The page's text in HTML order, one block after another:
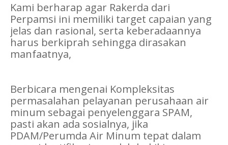
Kami berharap agar Rakerda dari
Perpamsi ini memiliki target capaian yang
jelas dan rasional, serta keberadaannya
harus berkiprah sehingga dirasakan
manfaatnya,
Berbicara mengenai Kompleksitas
permasalahan pelayanan perusahaan air
minum sebagai penyelenggara SPAM,
pasti akan ada sosialnya, jika
PDAM/Perumda Air Minum tepat dalam